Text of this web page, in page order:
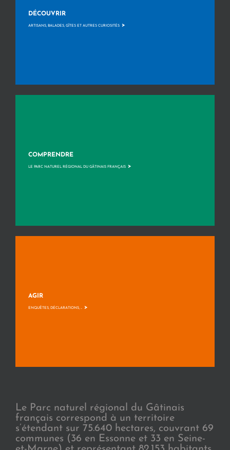
DÉCOUVRIR
ARTISANS, BALADES, GÎTES ET AUTRES CURIOSITÉS >
COMPRENDRE
LE PARC NATUREL RÉGIONAL DU GÂTINAIS FRANÇAIS >
AGIR
ENQUÊTES, DÉCLARATIONS, ... >
Le Parc naturel régional du Gâtinais
français correspond à un territoire
s’étendant sur 75.640 hectares, couvrant 69
communes (36 en Essonne et 33 en Seine-